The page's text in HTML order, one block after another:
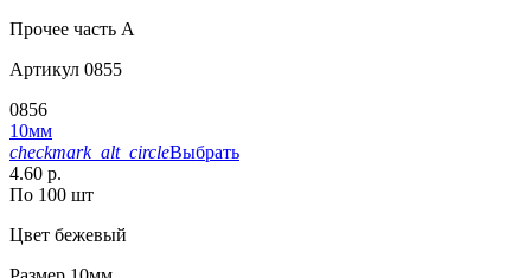
Прочее часть A
Артикул 0855
0856
10мм
checkmark_alt_circleВыбрать
4.60 р.
По 100 шт
Цвет бежевый